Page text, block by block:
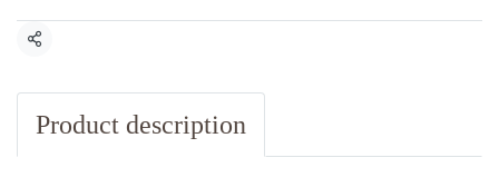
Share
Product description